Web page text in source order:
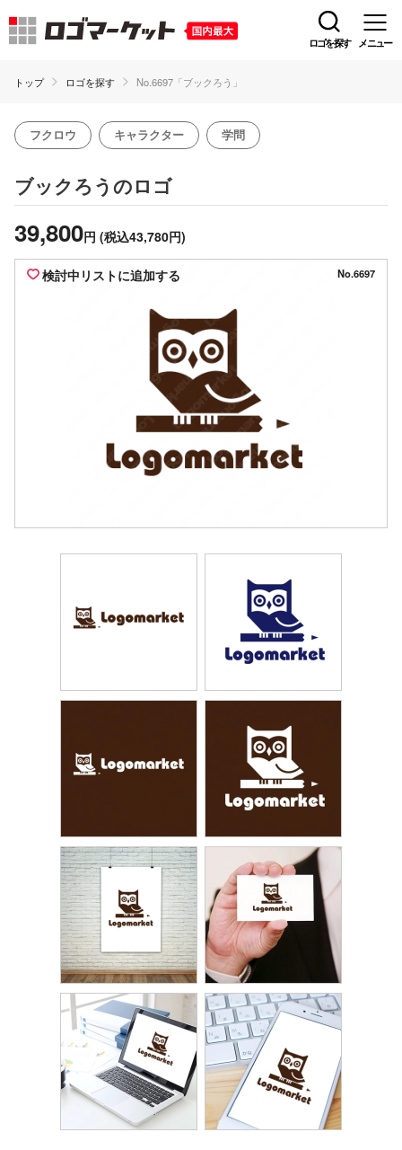
ロゴを探す メニュー
トップ ロゴを探す No.6697「ブックろう」
フクロウ キャラクター 学問
ブックろうのロゴ
39,800円 (税込43,780円)
検討中リストに追加する No.6697